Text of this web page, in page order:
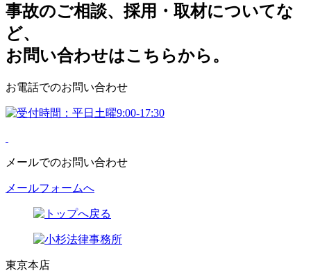
事故のご相談、採用・取材についてな
ど、
お問い合わせはこちらから。
お電話でのお問い合わせ
メールでのお問い合わせ
メールフォームへ
東京本店